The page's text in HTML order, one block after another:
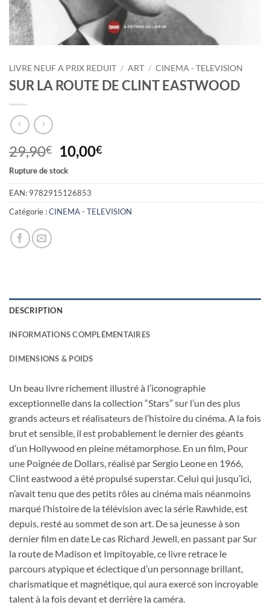
LIVRE NEUF A PRIX REDUIT / ART / CINEMA - TELEVISION
SUR LA ROUTE DE CLINT EASTWOOD
29,90€
Le
prix
initial
était :
29,90€.
10,00€Le
actuel
10,00€.
Rupture de stock
EAN: 9782915126853
Catégorie :CINEMA - TELEVISION
DESCRIPTION
INFORMATIONS COMPLÉMENTAIRES
DIMENSIONS & POIDS
Un beau livre richement illustré à l’iconographie
exceptionnelle dans la collection “Stars” sur l’un des plus
grands acteurs et réalisateurs de l’histoire du cinéma. A la fois
brut et sensible, il est probablement le dernier des géants
d’un Hollywood en pleine métamorphose. En un film, Pour
une Poignée de Dollars, réalisé par Sergio Leone en 1966,
Clint eastwood a été propulsé superstar. Celui qui jusqu’ici,
n’avait tenu que des petits rôles au cinéma mais néanmoins
marqué l’histoire de la télévision avec la série Rawhide, est
depuis, resté au sommet de son art. De sa jeunesse à son
dernier film en date Le cas Richard Jewell, en passant par Sur
la route de Madison et Impitoyable, ce livre retrace le
parcours atypique et éclectique d’un personnage brillant,
charismatique et magnétique, qui aura exercé son incroyable
talent à la fois devant et derrière la caméra.